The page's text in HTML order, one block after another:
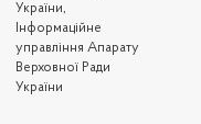
України,
Інформаційне
управління Апарату
Верховної Ради
України